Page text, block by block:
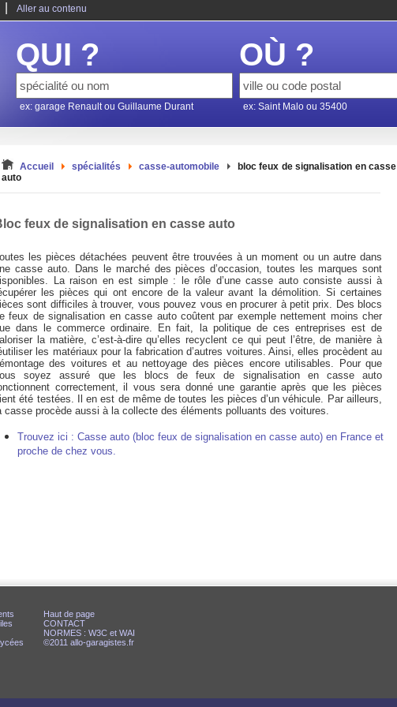
Aller au contenu
QUI ?
ex: garage Renault ou Guillaume Durant
OÙ ?
ex: Saint Malo ou 35400
Accueil spécialités casse-automobile
bloc feux de signalisation en casse
auto
feux de signalisation en casse auto
les pièces détachées peuvent être trouvées à un moment ou un autre dans
casse auto. Dans le marché des pièces d’occasion, toutes les marques sont
La raison en est simple : le rôle d’une casse auto consiste aussi à
les pièces qui ont encore de la valeur avant la démolition. Si certaines
sont difficiles à trouver, vous pouvez vous en procurer à petit prix. Des blocs
feux de signalisation en casse auto coûtent par exemple nettement moins cher
dans le commerce ordinaire. En fait, la politique de ces entreprises est de
la matière, c’est-à-dire qu’elles recyclent ce qui peut l’être, de manière à
les matériaux pour la fabrication d’autres voitures. Ainsi, elles procèdent au
des voitures et au nettoyage des pièces encore utilisables. Pour que
soyez assuré que les blocs de feux de signalisation en casse auto
correctement, il vous sera donné une garantie après que les pièces
été testées. Il en est de même de toutes les pièces d’un véhicule. Par ailleurs,
casse procède aussi à la collecte des éléments polluants des voitures.
Trouvez ici : Casse auto (bloc feux de signalisation en casse auto) en France et
proche de chez vous.
Haut de page
CONTACT
NORMES : W3C et WAI
©2011 allo-garagistes.fr